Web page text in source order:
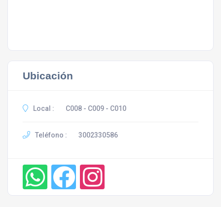
Ubicación
Local : C008 - C009 - C010
Teléfono : 3002330586